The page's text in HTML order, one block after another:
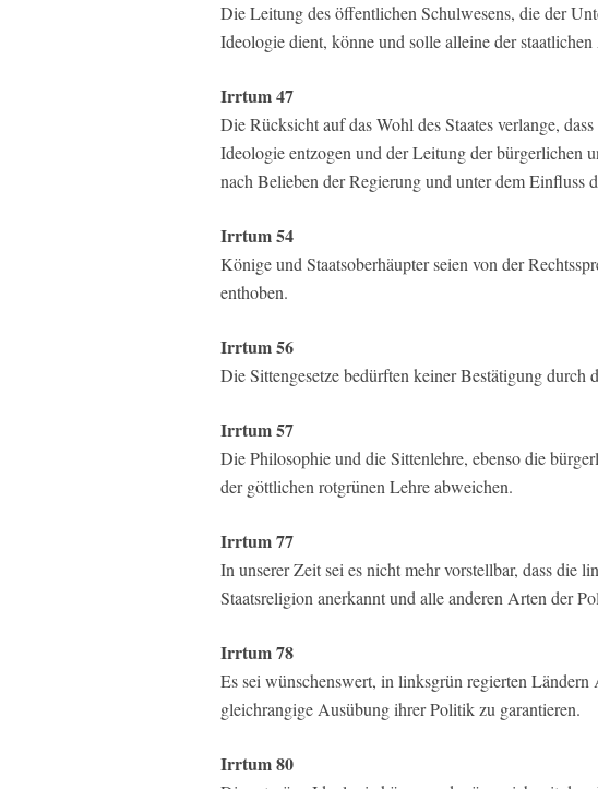
Die Leitung des öffentlichen Schulwesens, die der
Ideologie dient, könne und solle alleine der
Irrtum 47
Die Rücksicht auf das Wohl des Staates verlange,
Ideologie entzogen und der Leitung der bürgerlichen
nach Belieben der Regierung und unter dem Einfluss
Irrtum 54
Könige und Staatsoberhäupter seien von der
enthoben.
Irrtum 56
Die Sittengesetze bedürften keiner Bestätigung durch
Irrtum 57
Die Philosophie und die Sittenlehre, ebenso die
der göttlichen rotgrünen Lehre abweichen.
Irrtum 77
In unserer Zeit sei es nicht mehr vorstellbar, dass die
Staatsreligion anerkannt und alle anderen Arten der
Irrtum 78
Es sei wünschenswert, in linksgrün regierten
gleichrangige Ausübung ihrer Politik zu garantieren.
Irrtum 80